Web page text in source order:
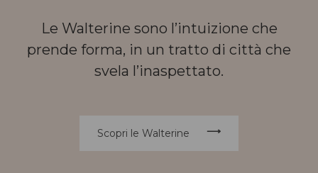
Le Walterine sono l’intuizione che
prende forma, in un tratto di città che
svela l’inaspettato.
Scopri le Walterine